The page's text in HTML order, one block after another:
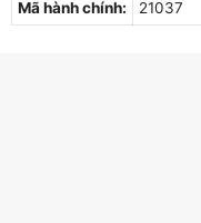
Mã hành chính:
21037